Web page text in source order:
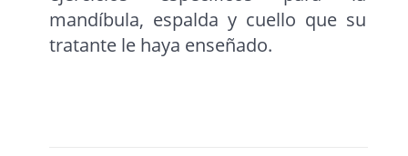
mandíbula, espalda y cuello que su
tratante le haya enseñado.